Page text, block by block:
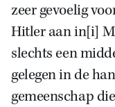
zeer gevoelig
Hitler aan in[i]
slechts een
gelegen in de
gemeenschap